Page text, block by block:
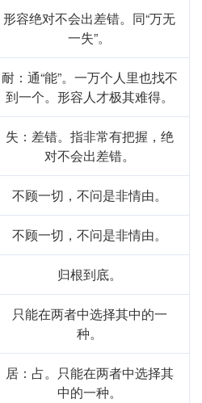
形容绝对不会出差错。同“万无
一失”。
耐：通“能”。一万个人里也找不
到一个。形容人才极其难得。
失：差错。指非常有把握，绝
对不会出差错。
不顾一切，不问是非情由。
不顾一切，不问是非情由。
归根到底。
只能在两者中选择其中的一
种。
居：占。只能在两者中选择其
中的一种。